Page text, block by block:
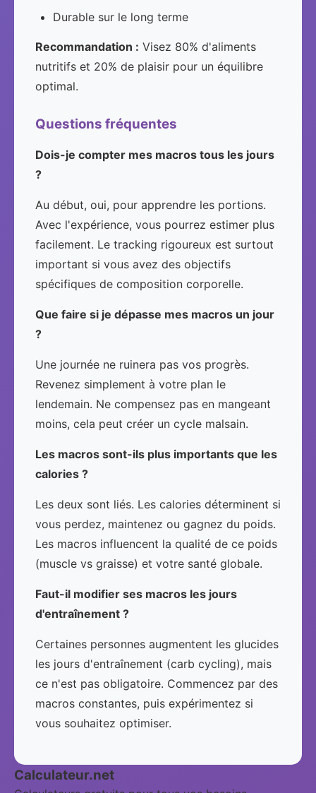
Durable sur le long terme
Recommandation : Visez 80% d'aliments
nutritifs et 20% de plaisir pour un équilibre
optimal.
Questions fréquentes
Dois-je compter mes macros tous les jours
?
Au début, oui, pour apprendre les portions.
Avec l'expérience, vous pourrez estimer plus
facilement. Le tracking rigoureux est surtout
important si vous avez des objectifs
spécifiques de composition corporelle.
Que faire si je dépasse mes macros un jour
?
Une journée ne ruinera pas vos progrès.
Revenez simplement à votre plan le
lendemain. Ne compensez pas en mangeant
moins, cela peut créer un cycle malsain.
Les macros sont-ils plus importants que les
calories ?
Les deux sont liés. Les calories déterminent si
vous perdez, maintenez ou gagnez du poids.
Les macros influencent la qualité de ce poids
(muscle vs graisse) et votre santé globale.
Faut-il modifier ses macros les jours
d'entraînement ?
Certaines personnes augmentent les glucides
les jours d'entraînement (carb cycling), mais
ce n'est pas obligatoire. Commencez par des
macros constantes, puis expérimentez si
vous souhaitez optimiser.
Calculateur.net